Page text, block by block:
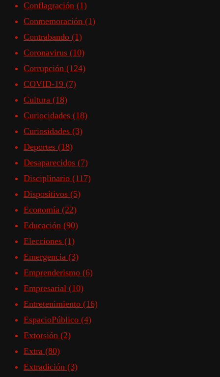
Conflagración (1)
Conmemoración (1)
Contrabando (1)
Coronavirus (10)
Corrupción (124)
COVID-19 (7)
Cultura (18)
Curiocidades (18)
Curiosidades (3)
Deportes (18)
Desaparecidos (7)
Disciplinario (117)
Dispositivos (5)
Economía (22)
Educación (90)
Elecciones (1)
Emergencia (3)
Emprenderismo (6)
Empresarial (10)
Entretenimiento (16)
EspacioPúblico (4)
Extorsión (2)
Extra (80)
Extradición (3)